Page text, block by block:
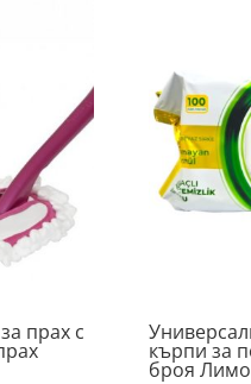
прах с
кърпи за
броя